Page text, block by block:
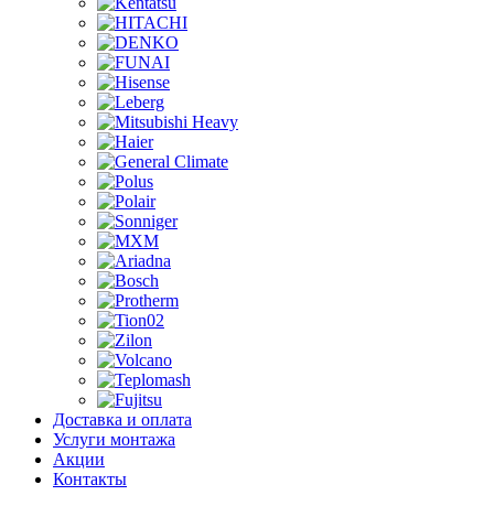
Доставка и оплата
Услуги монтажа
Акции
Контакты